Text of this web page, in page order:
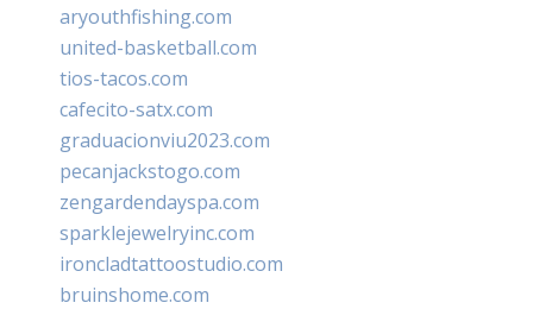
aryouthfishing.com
united-basketball.com
tios-tacos.com
cafecito-satx.com
graduacionviu2023.com
pecanjackstogo.com
zengardendayspa.com
sparklejewelryinc.com
ironcladtattoostudio.com
bruinshome.com